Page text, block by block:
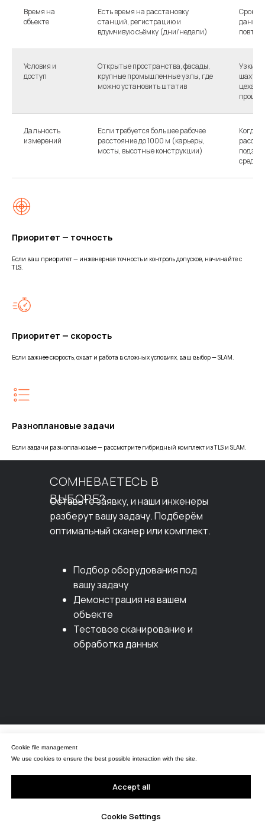
Время на
объекте
Есть время на расстановку
станций, регистрацию и
вдумчивую съёмку (дни/недели)
Сроки
данные
Условия и
доступ
Открытые пространства, фасады,
крупные промышленные узлы, где
можно установить штатив
Узкие
шахты,
цеха,
Дальность
измерений
Если требуется большее рабочее
расстояние до 1000 м (карьеры,
мосты, высотные конструкции)
Когда
среда)
Приоритет — точность
Если ваш приоритет — инженерная точность и контроль допусков, начинайте с
TLS.
Приоритет — скорость
Если важнее скорость, охват и работа в сложных условиях, ваш выбор — SLAM.
Разноплановые задачи
Если задачи разноплановые — рассмотрите гибридный комплект из TLS и SLAM.
СОМНЕВАЕТЕСЬ В
ВЫБОРЕ?
Оставьте заявку, и наши инженеры
разберут вашу задачу. Подберём
оптимальный сканер или комплект.
Подбор оборудования под
вашу задачу
Демонстрация на вашем
объекте
Тестовое сканирование и
обработка данных
Мы используем файлы cookie для обеспечения наилучшего взаимодействия с
сайтом.
Принять все
Настройки Cookie
Cookie file management
We use cookies to ensure the best possible interaction with the site.
Accept all
Cookie Settings